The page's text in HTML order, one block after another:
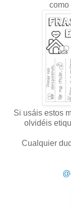
como
Si usáis estos
olvidéis
Cualquier